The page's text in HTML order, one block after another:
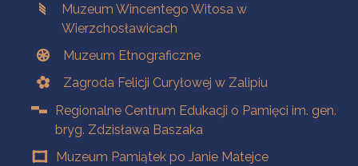
Muzeum Wincentego Witosa w
Wierzchosławicach
Muzeum Etnograficzne
Zagroda Felicji Curyłowej w Zalipiu
Regionalne Centrum Edukacji o Pamięci im. gen.
bryg. Zdzisława Baszaka
Muzeum Pamiątek po Janie Matejce